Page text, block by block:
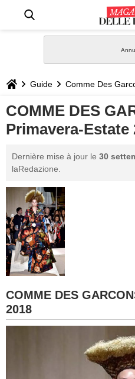
STILE
BIOGRAFIE
DEFINIZIONI
GASTRONOMIA
CAPELLI
SESSO
DIETA
Guide Comme Des
COMME DES
Primavera-Estate
Dernière mise à jour le 30
laRedazione.
COMME DES
2018